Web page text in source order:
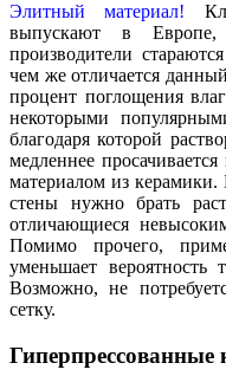
Элитный материал!
выпускают в Европе,
производители
чем же отличается
процент поглощения
некоторыми
благодаря которой
медленнее
материалом из
стены нужно брать
отличающиеся
Помимо прочего,
уменьшает
Возможно, не
сетку.
Гиперпрессованные